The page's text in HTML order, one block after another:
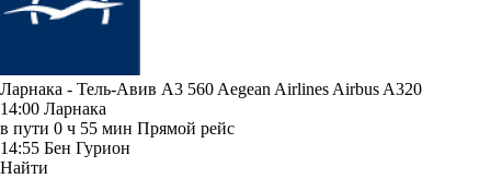
Ларнака - Тель-Авив A3 560 Aegean Airlines Airbus A320
14:00 Ларнака
в пути 0 ч 55 мин Прямой рейс
14:55 Бен Гурион
Найти